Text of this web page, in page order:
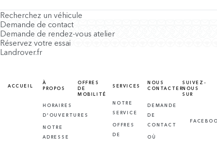
Recherchez un véhicule
Demande de contact
Demande de rendez-vous atelier
Réservez votre essai
Landrover.fr
ACCUEIL
À
PROPOS
HORAIRES
D'OUVERTURES
NOTRE
ADRESSE
OFFRES
DE
MOBILITÉ
SERVICES
NOTRE
SERVICE
OFFRES
DE
NOUS
CONTACTER
DEMANDE
DE
CONTACT
OÙ
SUIVEZ-
NOUS
SUR